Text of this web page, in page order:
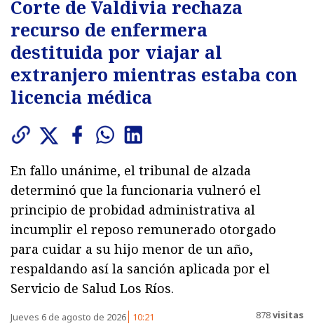
Corte de Valdivia rechaza
recurso de enfermera
destituida por viajar al
extranjero mientras estaba con
licencia médica
En fallo unánime, el tribunal de alzada
determinó que la funcionaria vulneró el
principio de probidad administrativa al
incumplir el reposo remunerado otorgado
para cuidar a su hijo menor de un año,
respaldando así la sanción aplicada por el
Servicio de Salud Los Ríos.
Jueves 6 de agosto de 2026 10:21 878visitas